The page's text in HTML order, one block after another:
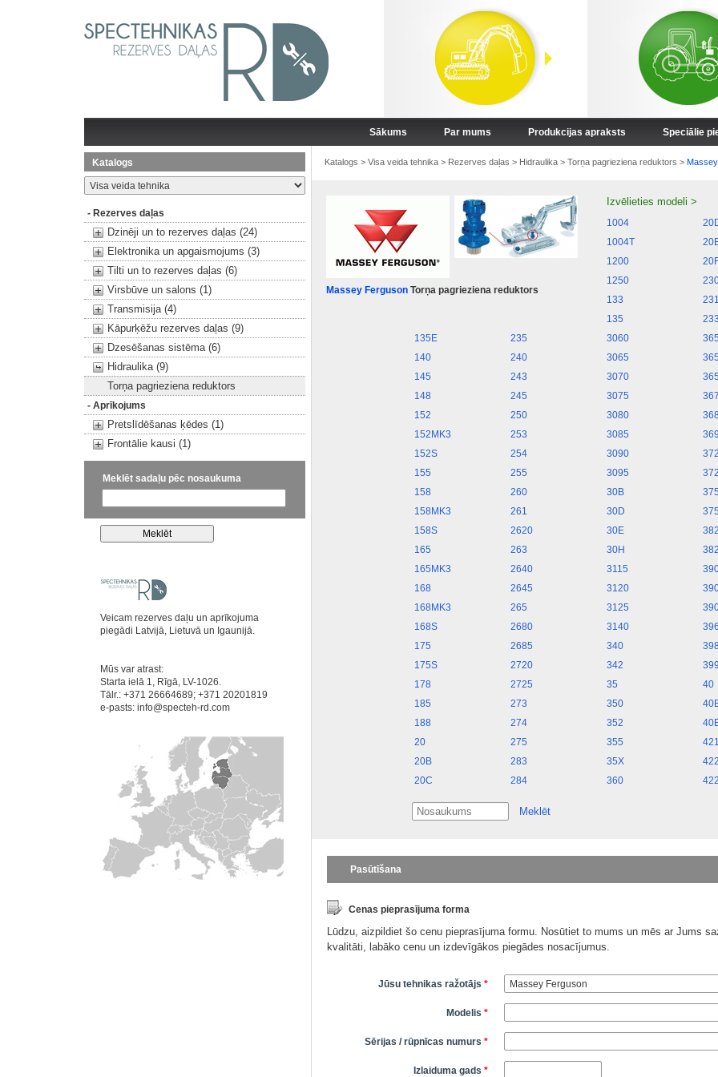
Sākums Par mums Produkcijas apraksts Speciālie
Katalogs
- Rezerves daļas
Dzinēji un to rezerves daļas (24)
Elektronika un apgaismojums (3)
Tilti un to rezerves daļas (6)
Virsbūve un salons (1)
Transmisija (4)
Kāpurķēžu rezerves daļas (9)
Dzesēšanas sistēma (6)
Hidraulika (9)
Torņa pagrieziena reduktors
- Aprīkojums
Pretslīdēšanas ķēdes (1)
Frontālie kausi (1)
Meklēt sadaļu pēc nosaukuma
Veicam rezerves daļu un aprīkojuma
piegādi Latvijā, Lietuvā un Igaunijā.
Mūs var atrast:
Starta ielā 1, Rīgā, LV-1026.
Tālr.: +371 26664689; +371 20201819
e-pasts: info@specteh-rd.com
Katalogs > Visa veida tehnika> Rezerves daļas > Hidraulika> Torņa pagrieziena reduktors >
Massey FergusonTorņa pagrieziena reduktors
Izvēlieties modeli >
1004
1004T
1200
1250
133
135
135E
140
145
148
152
152MK3
152S
155
158
158MK3
158S
165
165MK3
168
168MK3
168S
175
175S
178
185
188
20
20B
20C
235
240
243
245
250
253
254
255
260
261
2620
263
2640
2645
265
2680
2685
2720
2725
273
274
275
283
284
3060
3065
3070
3075
3080
3085
3090
3095
30B
30D
30E
30H
3115
3120
3125
3140
340
342
35
350
352
355
35X
360
40
Meklēt
Pasūtīšana
Cenas pieprasījuma forma
Lūdzu, aizpildiet šo cenu pieprasījuma formu. Nosūtiet to mums un mēs ar Jums
kvalitāti, labāko cenu un izdevīgākos piegādes nosacījumus.
Jūsu tehnikas ražotājs *
Modelis *
Sērijas / rūpnīcas numurs *
Izlaiduma gads *